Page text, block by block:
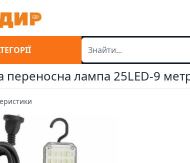
переносна лампа 25LED-9